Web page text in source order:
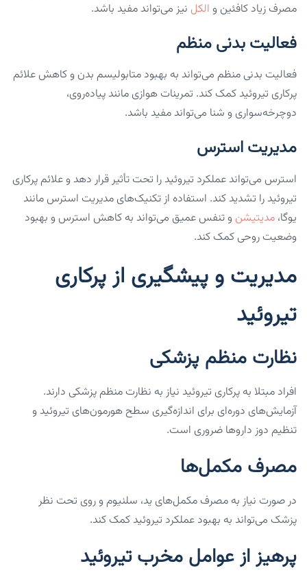
مصرف زیاد کافئین و الکل نیز می‌تواند مفید باشد.
فعالیت بدنی منظم
فعالیت بدنی منظم می‌تواند به بهبود متابولیسم بدن و کاهش علائم
پرکاری تیروئید کمک کند. تمرینات هوازی مانند پیاده‌روی،
دوچرخه‌سواری و شنا می‌تواند مفید باشد.
مدیریت استرس
استرس می‌تواند عملکرد تیروئید را تحت تأثیر قرار دهد و علائم پرکاری
تیروئید را تشدید کند. استفاده از تکنیک‌های مدیریت استرس مانند
یوگا، مدیتیشن و تنفس عمیق می‌تواند به کاهش استرس و بهبود
وضعیت روحی کمک کند.
مدیریت و پیشگیری از پرکاری
تیروئید
نظارت منظم پزشکی
افراد مبتلا به پرکاری تیروئید نیاز به نظارت منظم پزشکی دارند.
آزمایش‌های دوره‌ای برای اندازه‌گیری سطح هورمون‌های تیروئید و
تنظیم دوز داروها ضروری است.
مصرف مکمل‌ها
در صورت نیاز به مصرف مکمل‌های ید، سلنیوم و روی تحت نظر
پزشک می‌تواند به بهبود عملکرد تیروئید کمک کند.
پرهیز از عوامل مخرب تیروئید